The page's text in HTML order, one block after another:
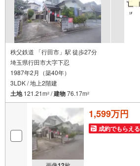
秩父鉄道 「行田市」駅 徒歩27分
埼玉県行田市大字下忍
1987年2月（築40年）
3LDK / 地上2階建
土地121.21m2 /建物76.17m2
1,599万円
成約でもらえる